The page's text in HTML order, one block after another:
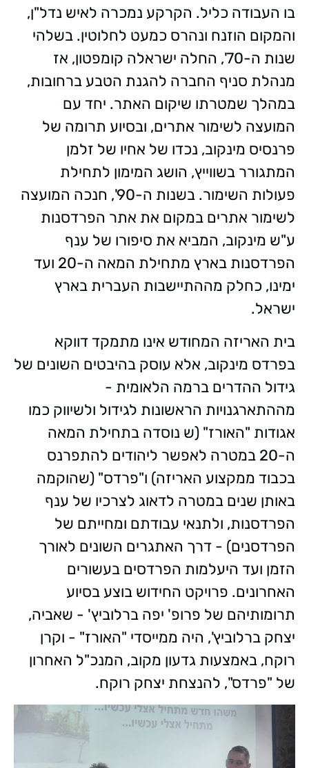
בו העבודה כליל. הקרקע נמכרה לאיש נדל"ן,
והמקום הוזנח ונהרס כמעט לחלוטין. בשלהי
שנות ה-70', החלה ישראלה קומפטון, אז
מנהלת סניף החברה להגנת הטבע ברחובות,
במהלך שמטרתו שיקום האתר. יחד עם
המועצה לשימור אתרים, ובסיוע תרומה של
פרנסיס מינקוב, נכדו של אחיו של זלמן
המתגורר בשווייץ, הושג המימון לתחילת
פעולות השימור. בשנות ה-90', חנכה המועצה
לשימור אתרים במקום את אתר הפרדסנות
ע"ש מינקוב, המביא את סיפורו של ענף
הפרדסנות בארץ מתחילת המאה ה-20 ועד
ימינו, כחלק מההתיישבות העברית בארץ
ישראל.
בית האריזה המחודש אינו מתמקד דווקא
בפרדס מינקוב, אלא עוסק בהיבטים השונים של
גידול ההדרים ברמה הלאומית -
מההתארגנויות הראשונות לגידול ולשיווק כמו
אגודות "האורז" (ש נוסדה בתחילת המאה
ה-20 במטרה לאפשר ליהודים להתפרנס
בכבוד ממקצוע האריזה) ו"פרדס" (שהוקמה
באותן שנים במטרה לדאוג לצרכיו של ענף
הפרדסנות, ולתנאי עבודתם ומחייתם של
הפרדסנים) - דרך האתגרים השונים לאורך
הזמן ועד היעלמות הפרדסים בעשורים
האחרונים. פרויקט החידוש בוצע בסיוע
תרומותיהם של פרופ' יפה ברלוביץ' - שאביה,
יצחק ברלוביץ', היה ממייסדי "האורז" - וקרן
רוקח, באמצעות גדעון מקוב, המנכ"ל האחרון
של "פרדס", להנצחת יצחק רוקח.